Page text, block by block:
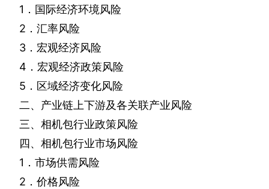
1 ．国际经济环境风险
2 ．汇率风险
3 ．宏观经济风险
4 ．宏观经济政策风险
5 ．区域经济变化风险
二、产业链上下游及各关联产业风险
三、相机包行业政策风险
四、相机包行业市场风险
1 ．市场供需风险
2 ．价格风险